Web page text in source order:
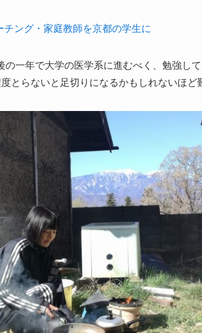
チング・家庭教師を京都の学生に
の一年で大学の医学系に進むべく、勉強して
とらないと足切りになるかもしれないほど